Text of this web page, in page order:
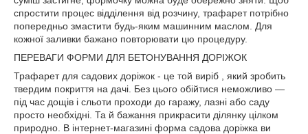
спростити процес відділення від розчину, трафарет потрібно
попередньо змастити будь-яким машинним маслом. Для
кожної заливки бажано повторювати цю процедуру.
ПЕРЕВАГИ ФОРМИ ДЛЯ БЕТОНУВАННЯ ДОРІЖОК
Трафарет для садових доріжок - це той виріб , який зробить
твердим покриття на дачі. Без цього обійтися неможливо —
під час дощів і сльоти проходи до гаражу, лазні або саду
просто необхідні. Та й бажання прикрасити ділянку цілком
природно. В інтернет-магазині форма садова доріжка ви